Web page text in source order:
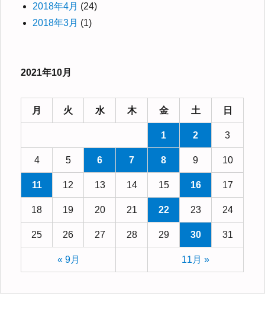
2018年4月 (24)
2018年3月 (1)
2021年10月
月 火 水 木 金 土 日
« 9月 11月 »
1 2 3
4 5 6 7 8 9 10
11 12 13 14 15 16 17
18 19 20 21 22 23 24
25 26 27 28 29 30 31